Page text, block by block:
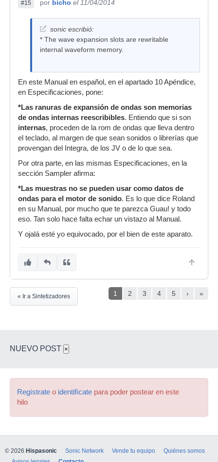
#15 por bicho el 11/04/2014
sonic escribió:
* The wave expansion slots are rewritable
internal waveform memory.
En este Manual en español, en el apartado 10 Apéndice,
en Especificaciones, pone:
*Las ranuras de expansión de ondas son memorias
de ondas internas reescribibles. Entiendo que si son
internas, proceden de la rom de ondas que lleva dentro
el teclado, al margen de que sean sonidos o librerías que
provengan del Integra, de los JV o de lo que sea.
Por otra parte, en las mismas Especificaciones, en la
sección Sampler afirma:
*Las muestras no se pueden usar como datos de
ondas para el motor de sonido. Es lo que dice Roland
en su Manual, por mucho que te parezca Guau! y todo
eso. Tan solo hace falta echar un vistazo al Manual.
Y ojalá esté yo equivocado, por el bien de este aparato.
1 2 3 4 5 › »
« Ir a Sintetizadores
NUEVO POST ×
Regístrate o identifícate para poder postear en este
hilo
© 2026 Hispasonic Sonic Network Vende tu equipo
Quiénes somos